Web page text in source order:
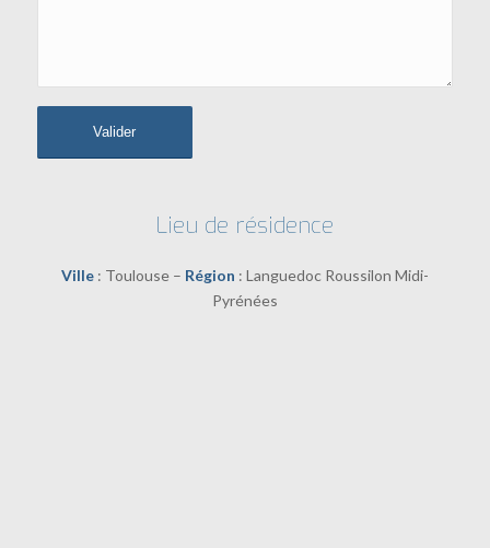
Lieu de résidence
Ville: Toulouse – Région : Languedoc Roussilon Midi-
Pyrénées